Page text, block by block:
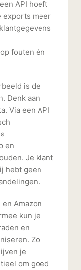
API hoeft
exports meer
fouten én
is de
Denk aan
Via een API
en
Je klant
hebt geen
en Amazon
kun je
en
Zo
je
om goed